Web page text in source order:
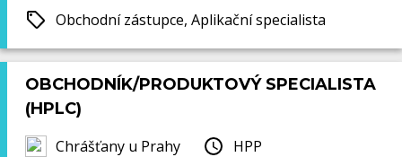
Obchodní zástupce, Aplikační specialista
OBCHODNÍK/PRODUKTOVÝ SPECIALISTA
(HPLC)
Chrášťany u Prahy
HPP